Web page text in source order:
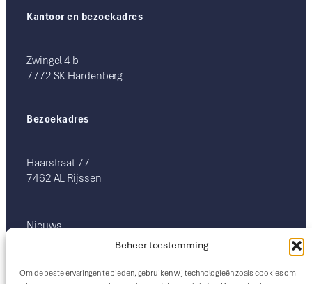
Beheer toestemming
Om de beste ervaringen te bieden, gebruiken wij technologieën zoals cookies om
Kantoor en bezoekadres
Zwingel 4 b
7772 SK Hardenberg
Bezoekadres
Haarstraat 77
7462 AL Rijssen
Nieuws
Therapie